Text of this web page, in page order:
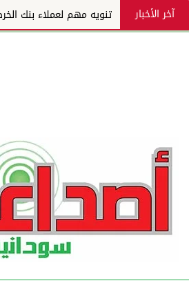
آخر الأخبار تنويه مهم لعملاء بنك